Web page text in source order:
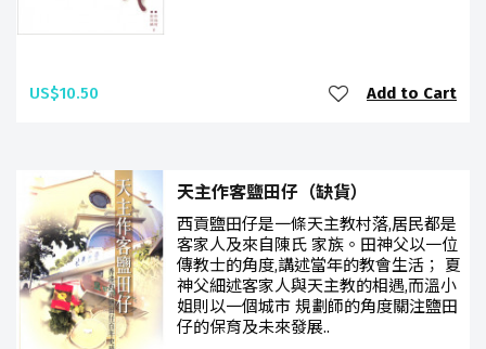
US$10.50 Add to Cart
天主作客鹽田仔（缺貨）
西貢鹽田仔是一條天主教村落,居民都是
客家人及來自陳氏 家族。田神父以一位
傳教士的角度,講述當年的教會生活； 夏
神父細述客家人與天主教的相遇,而溫小
姐則以一個城市 規劃師的角度關注鹽田
仔的保育及未來發展..